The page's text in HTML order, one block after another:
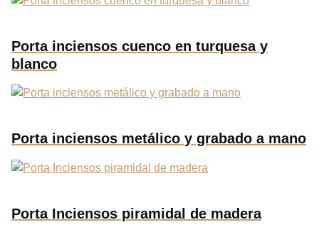
Porta inciensos cuenco en turquesa y
blanco
Porta inciensos metálico y grabado a mano
Porta Inciensos piramidal de madera